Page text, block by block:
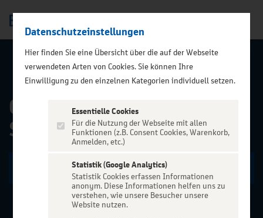
ALLE EVENTS
CLUESO - Deja Vu
Sommer Open Air
Zu den Terminen
Datenschutzeinstellungen
Hier finden Sie eine Übersicht über die auf der Webseite
verwendeten Arten von Cookies. Sie können Ihre
Einwilligung zu den einzelnen Kategorien individuell setzen.
Essentielle Cookies
Für die Nutzung der Webseite mit allen
Funktionen (z.B. Consent Cookies, Warenkorb,
Anmelden, etc.)
Statistik (Google Analytics)
Statistik Cookies erfassen Informationen
anonym. Diese Informationen helfen uns zu
verstehen, wie unsere Besucher unsere
Website nutzen.